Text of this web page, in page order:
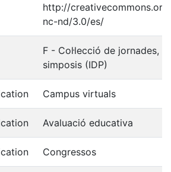
http://
nc-nd/3.0/es/
F - Col·lecció de jornades,
simposis (IDP)
Campus virtuals
Avaluació educativa
Congressos